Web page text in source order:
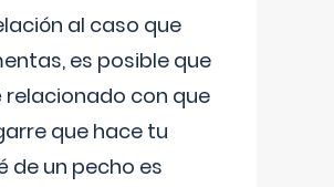
al caso que
es posible que
relacionado con que
que hace tu
de un pecho es